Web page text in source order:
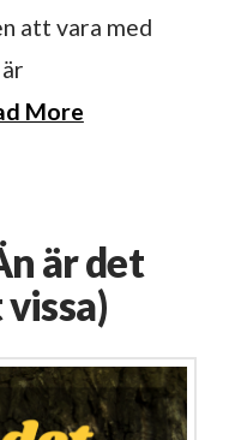
att vara med
More
är det